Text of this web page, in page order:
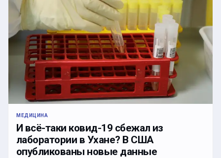
МЕДИЦИНА
И всё-таки ковид-19 сбежал из
лаборатории в Ухане? В США
опубликованы новые данные